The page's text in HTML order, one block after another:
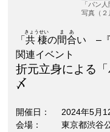
「パン
写真（
「共棲
きょうせい
の間合
まあ
い –『
関連イベント
折元立身による
〆
開催日
2024年5月
会場
東京都渋谷